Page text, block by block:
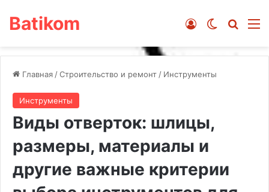
Batikom Switch skin
Войти
Главная /Строительство и ремонт / Инструменты
Инструменты
Виды отверток: шлицы,
размеры, материалы и
другие важные критерии